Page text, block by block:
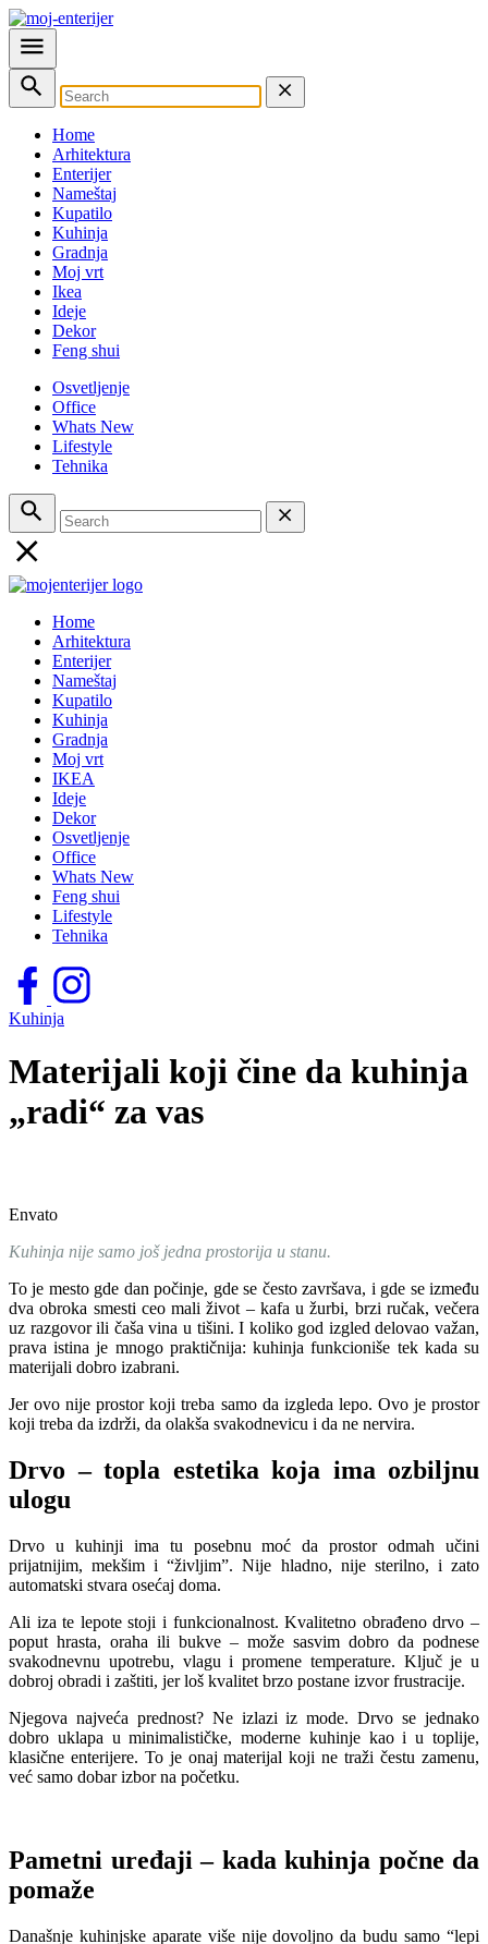
Home
Arhitektura
Enterijer
Nameštaj
Kupatilo
Kuhinja
Gradnja
Moj vrt
Ikea
Ideje
Dekor
Feng shui
Osvetljenje
Office
Whats New
Lifestyle
Tehnika
Home
Arhitektura
Enterijer
Nameštaj
Kupatilo
Kuhinja
Gradnja
Moj vrt
IKEA
Ideje
Dekor
Osvetljenje
Office
Whats New
Feng shui
Lifestyle
Tehnika
Kuhinja
Materijali koji čine da kuhinja
„radi“ za vas
Envato
Kuhinja nije samo još jedna prostorija u stanu.
To je mesto gde dan počinje, gde se često završava, i gde se između
dva obroka smesti ceo mali život – kafa u žurbi, brzi ručak, večera
uz razgovor ili čaša vina u tišini. I koliko god izgled delovao važan,
prava istina je mnogo praktičnija: kuhinja funkcioniše tek kada su
materijali dobro izabrani.
Jer ovo nije prostor koji treba samo da izgleda lepo. Ovo je prostor
koji treba da izdrži, da olakša svakodnevicu i da ne nervira.
Drvo – topla estetika koja ima ozbiljnu
ulogu
Drvo u kuhinji ima tu posebnu moć da prostor odmah učini
prijatnijim, mekšim i “življim”. Nije hladno, nije sterilno, i zato
automatski stvara osećaj doma.
Ali iza te lepote stoji i funkcionalnost. Kvalitetno obrađeno drvo –
poput hrasta, oraha ili bukve – može sasvim dobro da podnese
svakodnevnu upotrebu, vlagu i promene temperature. Ključ je u
dobroj obradi i zaštiti, jer loš kvalitet brzo postane izvor frustracije.
Njegova najveća prednost? Ne izlazi iz mode. Drvo se jednako
dobro uklapa u minimalističke, moderne kuhinje kao i u toplije,
klasične enterijere. To je onaj materijal koji ne traži čestu zamenu,
već samo dobar izbor na početku.
Pametni uređaji – kada kuhinja počne da
pomaže
Današnje kuhinjske aparate više nije dovoljno da budu samo “lepi